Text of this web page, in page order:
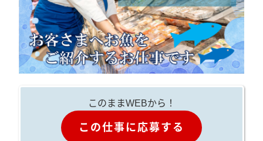
このままWEBから！
この仕事に応募する